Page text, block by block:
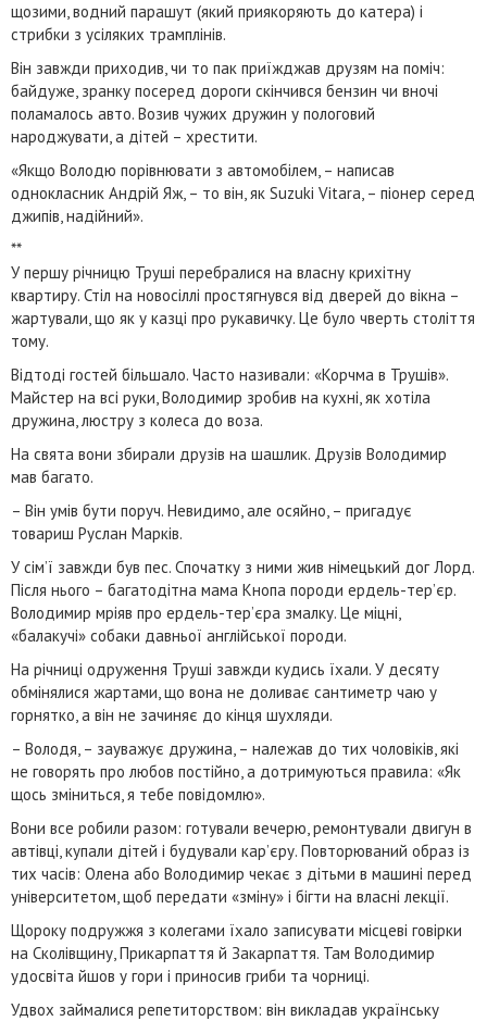
щозими, водний парашут (який приякоряють до катера) і
стрибки з усіляких трамплінів.
Він завжди приходив, чи то пак приїжджав друзям на поміч:
байдуже, зранку посеред дороги скінчився бензин чи вночі
поламалось авто. Возив чужих дружин у пологовий
народжувати, а дітей – хрестити.
«Якщо Володю порівнювати з автомобілем, – написав
однокласник Андрій Яж, – то він, як Suzuki Vitara, – піонер серед
джипів, надійний».
**
У першу річницю Труші перебралися на власну крихітну
квартиру. Стіл на новосіллі простягнувся від дверей до вікна –
жартували, що як у казці про рукавичку. Це було чверть століття
тому.
Відтоді гостей більшало. Часто називали: «Корчма в Трушів».
Майстер на всі руки, Володимир зробив на кухні, як хотіла
дружина, люстру з колеса до воза.
На свята вони збирали друзів на шашлик. Друзів Володимир
мав багато.
– Він умів бути поруч. Невидимо, але осяйно, – пригадує
товариш Руслан Марків.
У сім’ї завжди був пес. Спочатку з ними жив німецький дог Лорд.
Після нього – багатодітна мама Кнопа породи ердель-тер’єр.
Володимир мріяв про ердель-тер’єра змалку. Це міцні,
«балакучі» собаки давньої англійської породи.
На річниці одруження Труші завжди кудись їхали. У десяту
обмінялися жартами, що вона не доливає сантиметр чаю у
горнятко, а він не зачиняє до кінця шухляди.
– Володя, – зауважує дружина, – належав до тих чоловіків, які
не говорять про любов постійно, а дотримуються правила: «Як
щось зміниться, я тебе повідомлю».
Вони все робили разом: готували вечерю, ремонтували двигун в
автівці, купали дітей і будували кар’єру. Повторюваний образ із
тих часів: Олена або Володимир чекає з дітьми в машині перед
університетом, щоб передати «зміну» і бігти на власні лекції.
Щороку подружжя з колегами їхало записувати місцеві говірки
на Сколівщину, Прикарпаття й Закарпаття. Там Володимир
удосвіта йшов у гори і приносив гриби та чорниці.
Удвох займалися репетиторством: він викладав українську